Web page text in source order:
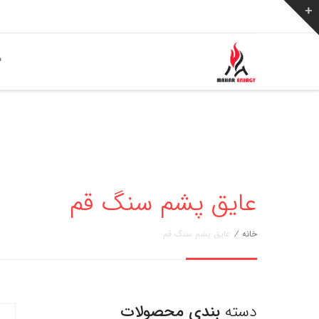
عایق پشم سنگ قم
خانه / عایق پشم سنگ قم
دسته بندی محصولات